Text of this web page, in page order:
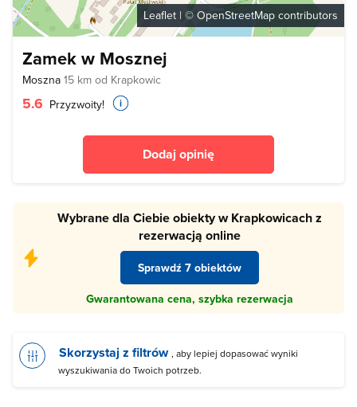
Leaflet | © OpenStreetMap contributors
Zamek w Mosznej
Moszna 15 km od Krapkowic
5.6 Przyzwoity!
Dodaj opinię
Wybrane dla Ciebie obiekty w Krapkowicach z
rezerwacją online
Sprawdź 7 obiektów
Gwarantowana cena, szybka rezerwacja
Skorzystaj z filtrów , aby lepiej dopasować wyniki
wyszukiwania do Twoich potrzeb.